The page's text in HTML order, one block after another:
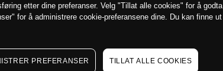
etter dine preferanser. Velg "Tillat alle cookies" for å
for å administrere cookie-preferansene dine. Du kan finne
PREFERANSER TILLAT ALLE COOKIES